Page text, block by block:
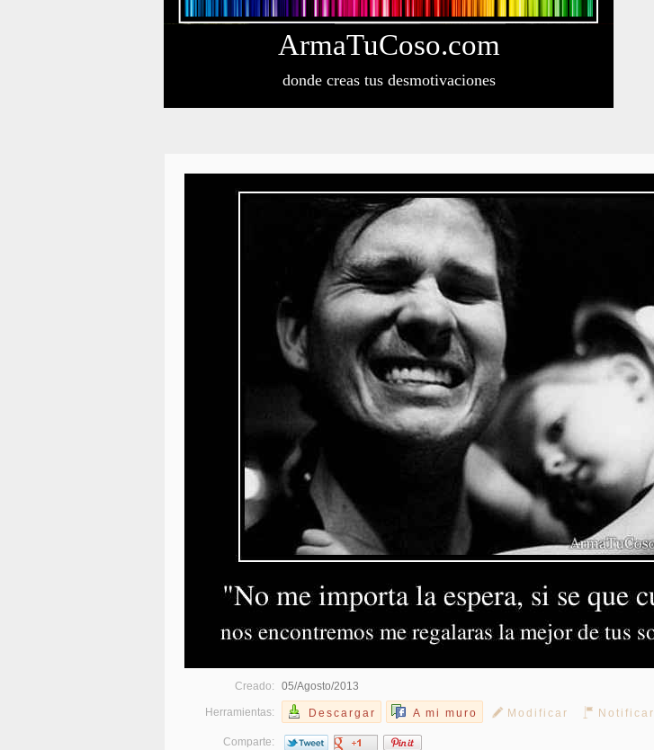
ArmaTuCoso.com
donde creas tus desmotivaciones
Creado: 05/Agosto/2013
Herramientas: Descargar A mi muro Modificar Notificar
Comparte: